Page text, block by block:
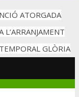
ATORGADA
GLÒRIA